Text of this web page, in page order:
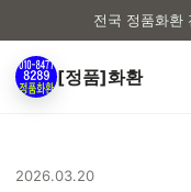
전국 정품화환
[정품]화환
2026.03.20